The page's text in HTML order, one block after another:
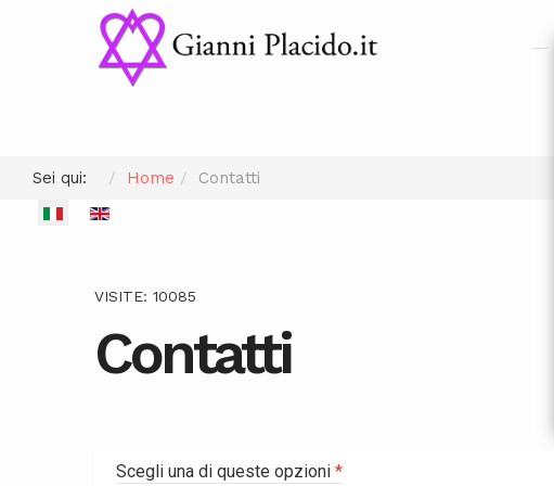
Sei qui: Home
Contatti
Seleziona la tua lingua
VISITE: 10085
Contatti
Scegli una di queste opzioni *